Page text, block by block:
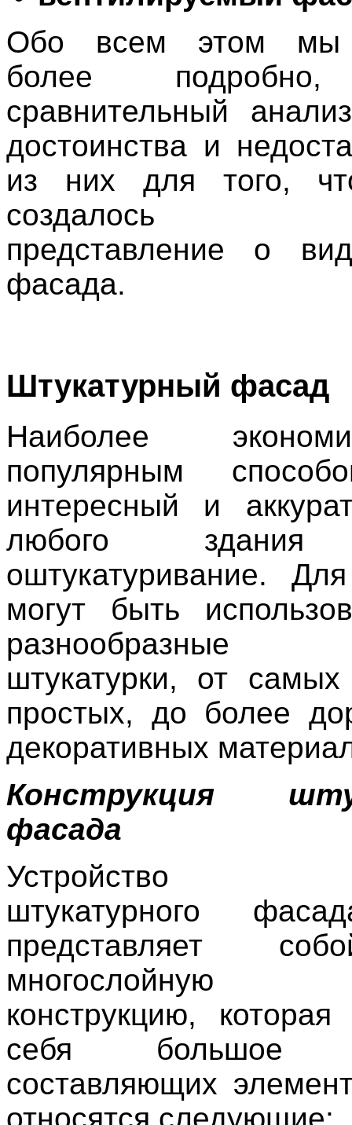
Обо всем этом мы
более
сравнительный
достоинства и
из них для того,
создалось
представление о
фасада.
Штукатурный фасад
Наиболее
популярным
интересный и
любого здания
оштукатуривание.
могут быть
разнообразные
штукатурки, от
простых, до более
декоративных
Конструкция
фасада
Устройство
штукатурного
представляет
многослойную
конструкцию,
себя большое
составляющих